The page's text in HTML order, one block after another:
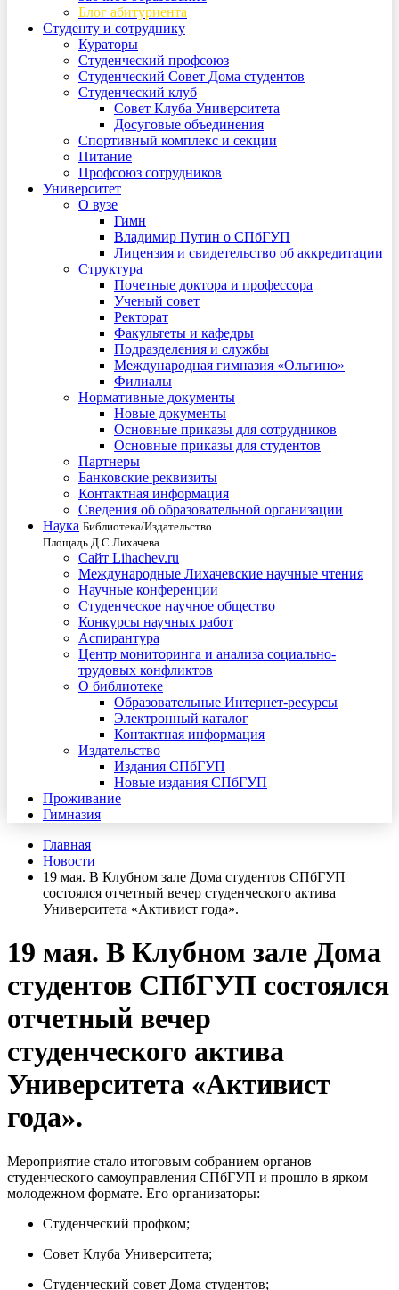
Блог абитуриента
Студенту и сотруднику
Кураторы
Студенческий профсоюз
Студенческий Совет Дома студентов
Студенческий клуб
Совет Клуба Университета
Досуговые объединения
Спортивный комплекс и секции
Питание
Профсоюз сотрудников
Университет
О вузе
Гимн
Владимир Путин о СПбГУП
Лицензия и свидетельство об аккредитации
Структура
Почетные доктора и профессора
Ученый совет
Ректорат
Факультеты и кафедры
Подразделения и службы
Международная гимназия «Ольгино»
Филиалы
Нормативные документы
Новые документы
Основные приказы для сотрудников
Основные приказы для студентов
Партнеры
Банковские реквизиты
Контактная информация
Сведения об образовательной организации
Наука Библиотека/Издательство
Площадь Д.С.Лихачева
Сайт Lihachev.ru
Международные Лихачевские научные чтения
Научные конференции
Студенческое научное общество
Конкурсы научных работ
Аспирантура
Центр мониторинга и анализа социально-
трудовых конфликтов
О библиотеке
Образовательные Интернет-ресурсы
Электронный каталог
Контактная информация
Издательство
Издания СПбГУП
Новые издания СПбГУП
Проживание
Гимназия
Главная
Новости
19 мая. В Клубном зале Дома студентов СПбГУП
состоялся отчетный вечер студенческого актива
Университета «Активист года».
19 мая. В Клубном зале Дома
студентов СПбГУП состоялся
отчетный вечер
студенческого актива
Университета «Активист
года».
Мероприятие стало итоговым собранием органов
студенческого самоуправления СПбГУП и прошло в ярком
молодежном формате. Его организаторы:
Студенческий профком;
Совет Клуба Университета;
Студенческий совет Дома студентов;